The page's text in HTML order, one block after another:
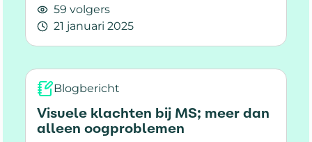
59 volgers
21 januari 2025
Lees meer over Visuele klachten bij MS: Meer
Blogbericht
Visuele klachten bij MS; meer dan
alleen oogproblemen